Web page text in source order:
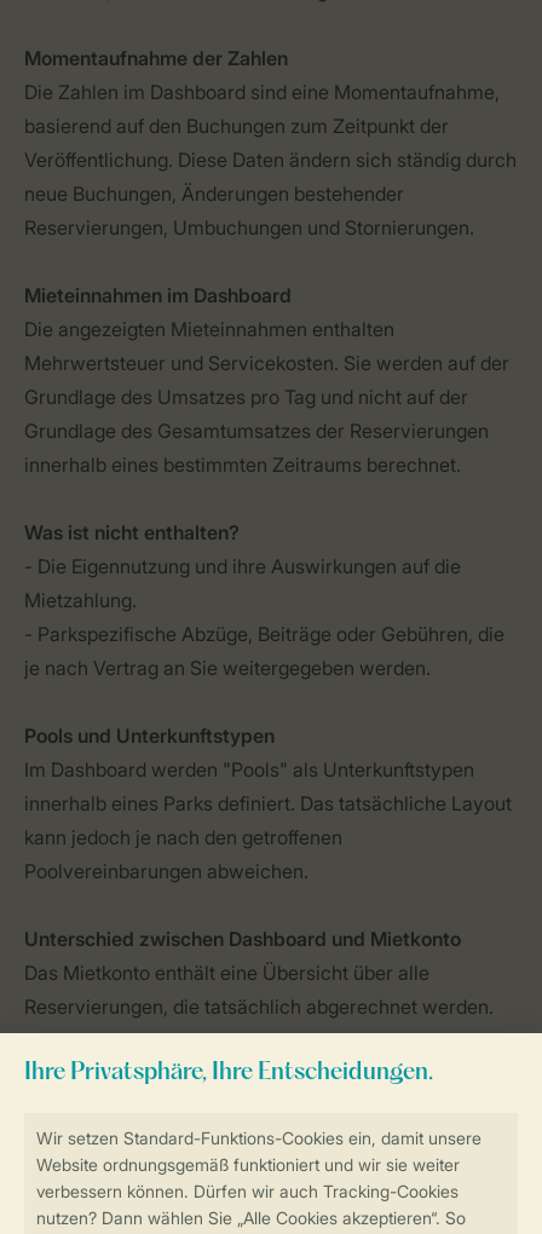
Momentaufnahme der Zahlen
Die Zahlen im Dashboard sind eine Momentaufnahme,
basierend auf den Buchungen zum Zeitpunkt der
Veröffentlichung. Diese Daten ändern sich ständig durch
neue Buchungen, Änderungen bestehender
Reservierungen, Umbuchungen und Stornierungen.
Mieteinnahmen im Dashboard
Die angezeigten Mieteinnahmen enthalten
Mehrwertsteuer und Servicekosten. Sie werden auf der
Grundlage des Umsatzes pro Tag und nicht auf der
Grundlage des Gesamtumsatzes der Reservierungen
innerhalb eines bestimmten Zeitraums berechnet.
Was ist nicht enthalten?
- Die Eigennutzung und ihre Auswirkungen auf die
Mietzahlung.
- Parkspezifische Abzüge, Beiträge oder Gebühren, die
je nach Vertrag an Sie weitergegeben werden.
Pools und Unterkunftstypen
Im Dashboard werden "Pools" als Unterkunftstypen
innerhalb eines Parks definiert. Das tatsächliche Layout
kann jedoch je nach den getroffenen
Poolvereinbarungen abweichen.
Unterschied zwischen Dashboard und Mietkonto
Das Mietkonto enthält eine Übersicht über alle
Reservierungen, die tatsächlich abgerechnet werden.
Da viele Mietkonten innerhalb eines Pools stattfinden
und der Umsatz täglich verteilt wird, wird auch das
Kontrolle und Zuverlässigkeit
Ein externer Wirtschaftsprüfer führt eine jährliche